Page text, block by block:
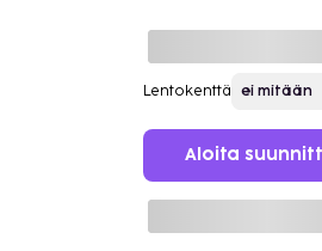
Lentokenttä
Aloita